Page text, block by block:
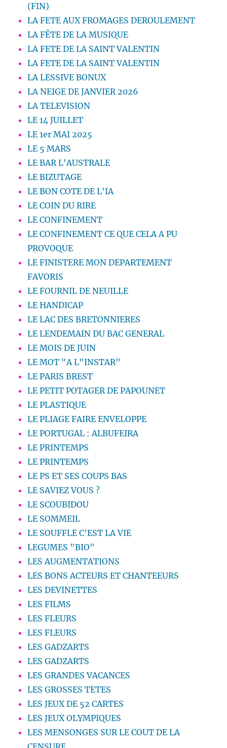
(FIN)
LA FETE AUX FROMAGES DEROULEMENT
LA FÊTE DE LA MUSIQUE
LA FETE DE LA SAINT VALENTIN
LA FETE DE LA SAINT VALENTIN
LA LESSIVE BONUX
LA NEIGE DE JANVIER 2026
LA TELEVISION
LE 14 JUILLET
LE 1er MAI 2025
LE 5 MARS
LE BAR L'AUSTRALE
LE BIZUTAGE
LE BON COTE DE L'IA
LE COIN DU RIRE
LE CONFINEMENT
LE CONFINEMENT CE QUE CELA A PU
PROVOQUE
LE FINISTERE MON DEPARTEMENT
FAVORIS
LE FOURNIL DE NEUILLE
LE HANDICAP
LE LAC DES BRETONNIERES
LE LENDEMAIN DU BAC GENERAL
LE MOIS DE JUIN
LE MOT "A L"INSTAR"
LE PARIS BREST
LE PETIT POTAGER DE PAPOUNET
LE PLASTIQUE
LE PLIAGE FAIRE ENVELOPPE
LE PORTUGAL : ALBUFEIRA
LE PRINTEMPS
LE PRINTEMPS
LE PS ET SES COUPS BAS
LE SAVIEZ VOUS ?
LE SCOUBIDOU
LE SOMMEIL
LE SOUFFLE C’EST LA VIE
LEGUMES "BIO"
LES AUGMENTATIONS
LES BONS ACTEURS ET CHANTEEURS
LES DEVINETTES
LES FILMS
LES FLEURS
LES FLEURS
LES GADZARTS
LES GADZARTS
LES GRANDES VACANCES
LES GROSSES TETES
LES JEUX DE 52 CARTES
LES JEUX OLYMPIQUES
LES MENSONGES SUR LE COUT DE LA